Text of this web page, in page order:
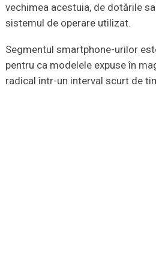
vechimea acestuia, de dotările
sistemul de operare utilizat.
Segmentul smartphone-urilor
pentru ca modelele expuse în
radical într-un interval scurt de